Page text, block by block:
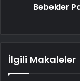
Bebekler
İlgili Makaleler